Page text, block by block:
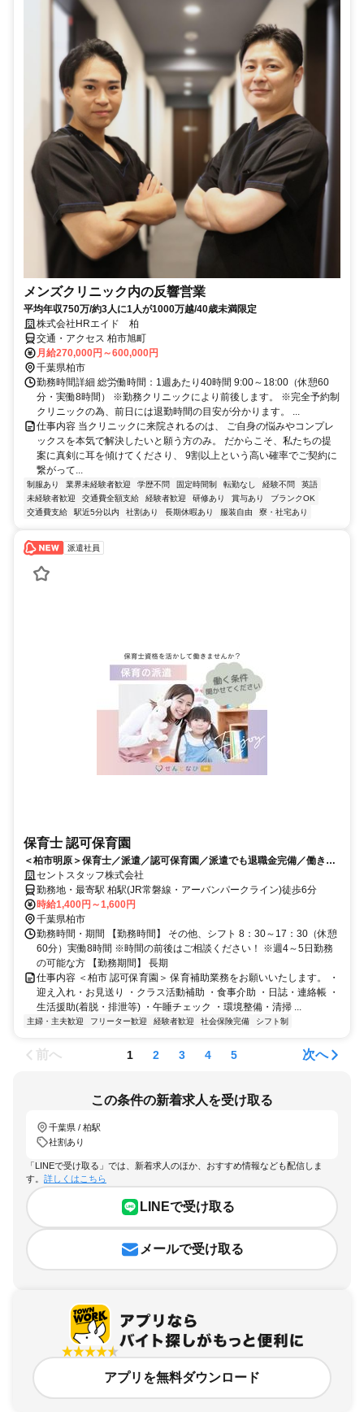
メンズクリニック内の反響営業
平均年収750万/約3人に1人が1000万越/40歳未満限定
株式会社HRエイド 柏
交通・アクセス 柏市旭町
月給270,000円～600,000円
千葉県柏市
勤務時間詳細 総労働時間：1週あたり40時間 9:00～18:00（休憩60
分・実働8時間） ※勤務クリニックにより前後します。 ※完全予約制
クリニックの為、前日には退勤時間の目安が分かります。 ...
仕事内容 当クリニックに来院されるのは、 ご自身の悩みやコンプレ
ックスを本気で解決したいと願う方のみ。 だからこそ、私たちの提
案に真剣に耳を傾けてくださり、 9割以上という高い確率でご契約に
繋がって...
制服あり 業界未経験者歓迎 学歴不問 固定時間制 転勤なし 経験不問
英語
未経験者歓迎
交通費全額支給 経験者歓迎 研修あり 賞与あり
ブランクOK
交通費支給
駅近5分以内 社割あり 長期休暇あり 服装自由 寮・社宅あり
派遣社員
保育士 認可保育園
＜柏市明原＞保育士／派遣／認可保育園／派遣でも退職金完備／働きや
すいと評判です／駅徒歩6分
セントスタッフ株式会社
勤務地・最寄駅 柏駅(JR常磐線・アーバンパークライン)徒歩6分
時給1,400円～1,600円
千葉県柏市
勤務時間・期間 【勤務時間】 その他、シフト 8：30～17：30（休憩
60分）実働8時間 ※時間の前後はご相談ください！ ※週4～5日勤務
の可能な方 【勤務期間】 長期
仕事内容 ＜柏市 認可保育園＞ 保育補助業務をお願いいたします。 ・
迎え入れ・お見送り ・クラス活動補助 ・食事介助 ・日誌・連絡帳 ・
生活援助(着脱・排泄等) ・午睡チェック ・環境整備・清掃 ...
主婦・主夫歓迎 フリーター歓迎 経験者歓迎 社会保険完備 シフト制
前へ 1 2 3 4 5 次へ
この条件の新着求人を受け取る
千葉県 / 柏駅
社割あり
「LINEで受け取る」では、新着求人のほか、おすすめ情報なども配信しま
す。 詳しくはこちら
LINEで受け取る
メールで受け取る
アプリを無料ダウンロード